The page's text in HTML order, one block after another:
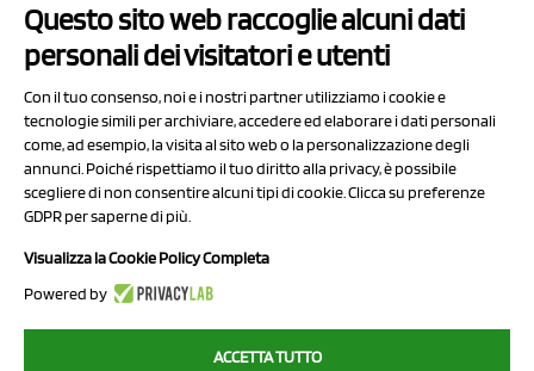
Contatti
Privacy Policy
Cookie Policy
Chi Siamo
2023 NCX Drahorad srl - All rights reserved
Questo sito web raccoglie alcuni dati
personali dei visitatori e utenti
Con il tuo consenso, noi e i nostri partner utilizziamo i cookie e
tecnologie simili per archiviare, accedere ed elaborare i dati personali
come, ad esempio, la visita al sito web o la personalizzazione degli
annunci. Poiché rispettiamo il tuo diritto alla privacy, è possibile
scegliere di non consentire alcuni tipi di cookie. Clicca su preferenze
GDPR per saperne di più.
Visualizza la Cookie Policy Completa
Powered by
ACCETTA TUTTO